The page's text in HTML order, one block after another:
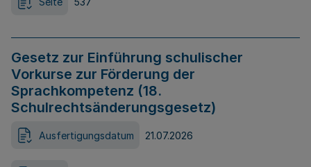
Gesetz zur Einführung schulischer
Vorkurse zur Förderung der
Sprachkompetenz (18.
Schulrechtsänderungsgesetz)
Ausfertigungsdatum 21.07.2026